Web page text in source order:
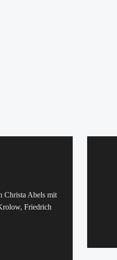
Christa Abels mit
Friedrich